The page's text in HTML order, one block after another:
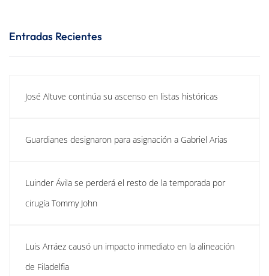
Entradas Recientes
José Altuve continúa su ascenso en listas históricas
Guardianes designaron para asignación a Gabriel Arias
Luinder Ávila se perderá el resto de la temporada por
cirugía Tommy John
Luis Arráez causó un impacto inmediato en la alineación
de Filadelfia